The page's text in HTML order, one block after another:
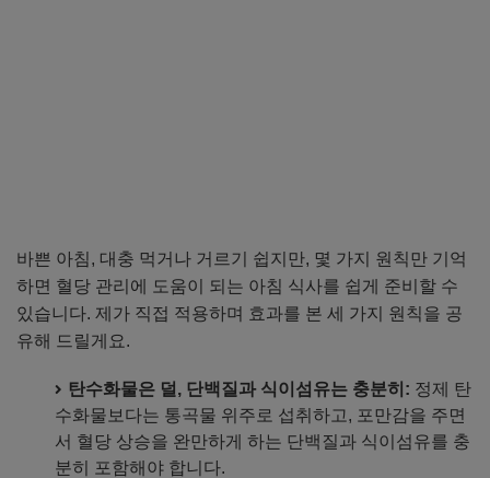
바쁜 아침, 대충 먹거나 거르기 쉽지만, 몇 가지 원칙만 기억
하면 혈당 관리에 도움이 되는 아침 식사를 쉽게 준비할 수
있습니다. 제가 직접 적용하며 효과를 본 세 가지 원칙을 공
유해 드릴게요.
탄수화물은 덜, 단백질과 식이섬유는 충분히: 정제 탄
수화물보다는 통곡물 위주로 섭취하고, 포만감을 주면
서 혈당 상승을 완만하게 하는 단백질과 식이섬유를 충
분히 포함해야 합니다.